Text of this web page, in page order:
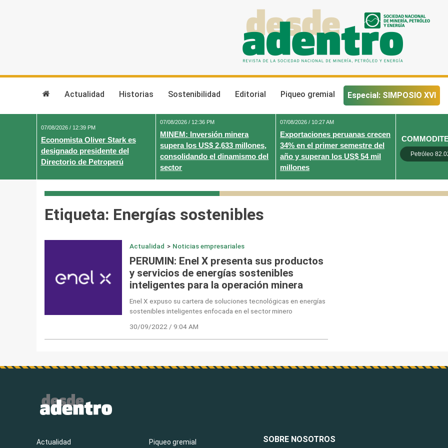
Actualidad Historias Sostenibilidad Editorial Piqueo gremial Especial: SIMPOSIO XVI
07/08/2026 / 12:39 PM
Economista Oliver Stark es
designado presidente del
Directorio de Petroperú
07/08/2026 / 12:36 PM
MINEM: Inversión minera
supera los US$ 2,633 millones,
consolidando el dinamismo del
sector
07/08/2026 / 10:27 AM
Exportaciones peruanas crecen
34% en el primer semestre del
año y superan los US$ 54 mil
millones
Petróleo
Etiqueta: Energías sostenibles
Actualidad > Noticias empresariales
PERUMIN: Enel X presenta sus productos
y servicios de energías sostenibles
inteligentes para la operación minera
Enel X expuso su cartera de soluciones tecnológicas en energías
sostenibles inteligentes enfocada en el sector minero
30/09/2022 / 9:04 AM
Actualidad Piqueo gremial SOBRE NOSOTROS